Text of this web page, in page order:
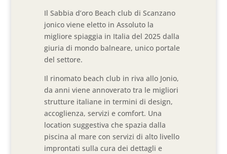
Il Sabbia d’oro Beach club di Scanzano
jonico viene eletto in Assoluto la
migliore spiaggia in Italia del 2025 dalla
giuria di mondo balneare, unico portale
del settore.
Il rinomato beach club in riva allo Jonio,
da anni viene annoverato tra le migliori
strutture italiane in termini di design,
accoglienza, servizi e comfort. Una
location suggestiva che spazia dalla
piscina al mare con servizi di alto livello
improntati sulla cura dei dettagli e